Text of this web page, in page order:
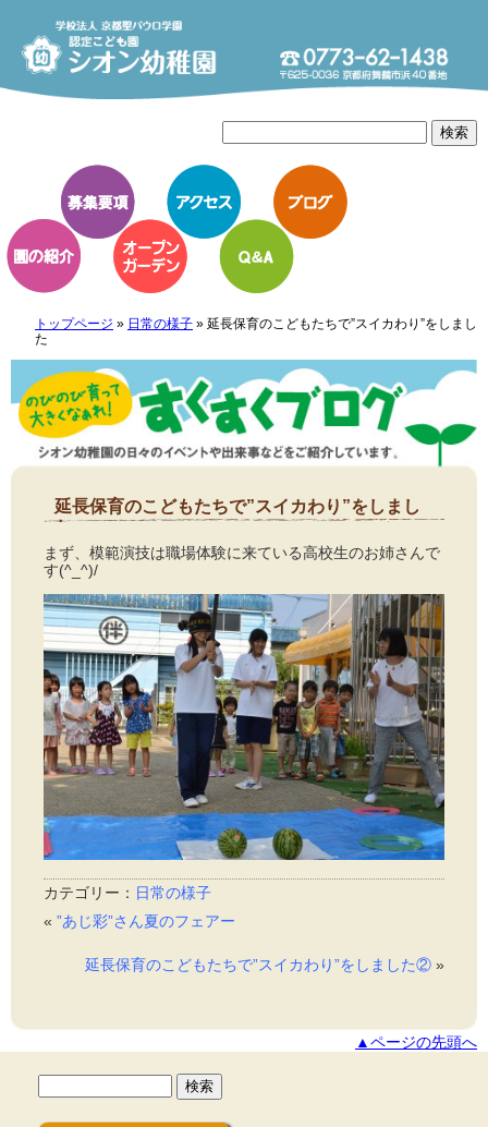
トップページ » 日常の様子» 延長保育のこどもたちで”スイカわり”をしまし
た
延長保育のこどもたちで”スイカわり”をしまし
た
まず、模範演技は職場体験に来ている高校生のお姉さんで
す(^_^)/
カテゴリー： 日常の様子
« ”あじ彩”さん夏のフェアー
延長保育のこどもたちで”スイカわり”をしました② »
▲ページの先頭へ